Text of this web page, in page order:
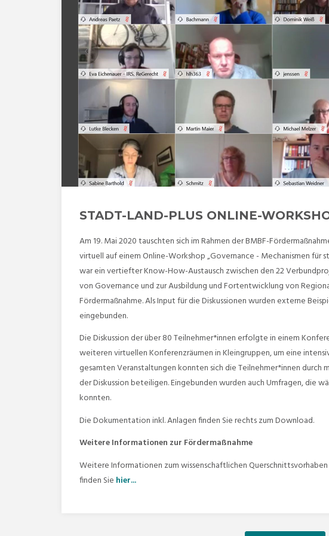
STADT-LAND-PLUS ONLINE-
Am 19. Mai 2020 tauschten sich im Rahmen der BMBF-
virtuell auf einem Online-Workshop „Governance - Mechanismen für
war ein vertiefter Know-How-Austausch zwischen den 22
von Governance und zur Ausbildung und Fortentwicklung von
Fördermaßnahme. Als Input für die Diskussionen wurden externe
eingebunden.
Die Diskussion der über 80 Teilnehmer*innen erfolgte in einem
weiteren virtuellen Konferenzräumen in Kleingruppen, um eine
gesamten Veranstaltungen konnten sich die Teilnehmer*innen durch
der Diskussion beteiligen. Eingebunden wurden auch Umfragen, die
konnten.
Die Dokumentation inkl. Anlagen finden Sie rechts zum Download.
Weitere Informationen zur Fördermaßnahme
Weitere Informationen zum wissenschaftlichen
finden Sie hier...